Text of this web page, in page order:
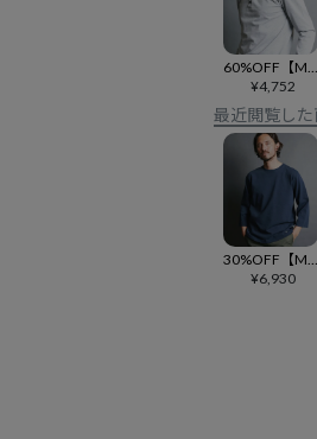
60%OFF【Magine(マージン)】BD CTN V-N HENLY L-S ヘンリーネックカットソー(2512-011)
¥4,752
最近閲覧した
30%OFF【Magine(マージン)】VINTAGE RAFFY CTN EMBROIDERY C-N 3-4 SL クルーネック7分袖カットソー(2512-012)
¥6,930